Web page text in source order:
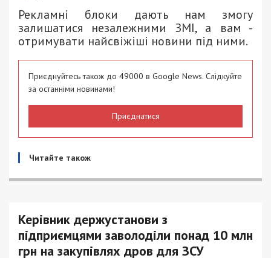
Рекламні блоки дають нам змогу
залишатися незалежними ЗМІ, а вам -
отримувати найсвіжіші новини під ними.
Приєднуйтесь також до 49000 в Google News. Слідкуйте
за останніми новинами!
Приєднатися
Читайте також
Керівник держустанови з
підприємцями заволоділи понад 10 млн
грн на закупівлях дров для ЗСУ